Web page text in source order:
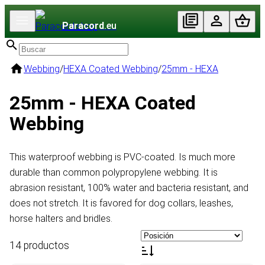
Paracord.eu
Webbing/HEXA Coated Webbing/25mm - HEXA
25mm - HEXA Coated
Webbing
This waterproof webbing is PVC-coated. Is much more
durable than common polypropylene webbing. It is
abrasion resistant, 100% water and bacteria resistant, and
does not stretch. It is favored for dog collars, leashes,
horse halters and bridles.
14 productos